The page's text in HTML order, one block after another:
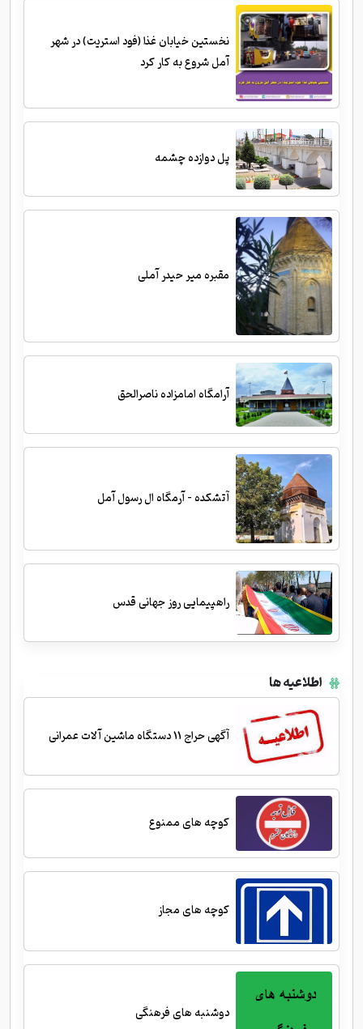
نخستین خیابان غذا (فود استریت) در شهر
آمل شروع به کار کرد
پل دوازده چشمه
مقبره میر حیدر آملی
آرامگاه امامزاده ناصرالحق
آتشکده - آرمگاه ال رسول آمل
راهپیمایی روز جهانی قدس
اطلاعیه ها
آگهی حراج 11 دستگاه ماشین آلات عمرانی
کوچه های ممنوع
کوچه های مجاز
دوشنبه های فرهنگی